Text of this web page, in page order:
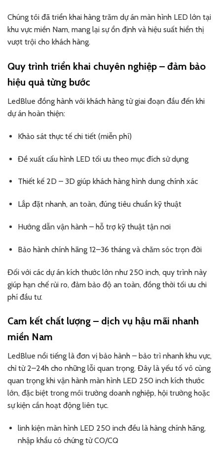
Chúng tôi đã triển khai hàng trăm dự án màn hình LED lớn tại
khu vực miền Nam, mang lại sự ổn định và hiệu suất hiển thị
vượt trội cho khách hàng.
Quy trình triển khai chuyên nghiệp – đảm bảo
hiệu quả từng bước
LedBlue đồng hành với khách hàng từ giai đoạn đầu đến khi
dự án hoàn thiện:
Khảo sát thực tế chi tiết (miễn phí)
Đề xuất cấu hình LED tối ưu theo mục đích sử dụng
Thiết kế 2D – 3D giúp khách hàng hình dung chính xác
Lắp đặt nhanh, an toàn, đúng tiêu chuẩn kỹ thuật
Hướng dẫn vận hành – hỗ trợ kỹ thuật tận nơi
Bảo hành chính hãng 12–36 tháng và chăm sóc trọn đời
Đối với các dự án kích thước lớn như 250 inch, quy trình này
giúp hạn chế rủi ro, đảm bảo độ an toàn, đồng thời tối ưu chi
phí đầu tư.
Cam kết chất lượng – dịch vụ hậu mãi nhanh
miền Nam
LedBlue nổi tiếng là đơn vị bảo hành – bảo trì nhanh khu vực,
chỉ từ 2–24h cho những lỗi quan trọng. Đây là yếu tố vô cùng
quan trọng khi vận hành màn hình LED 250 inch kích thước
lớn, đặc biệt trong môi trường doanh nghiệp, hội trường hoặc
sự kiện cần hoạt động liên tục.
linh kiện màn hình LED 250 inch đều là hàng chính hãng,
nhập khẩu có chứng từ CO/CQ